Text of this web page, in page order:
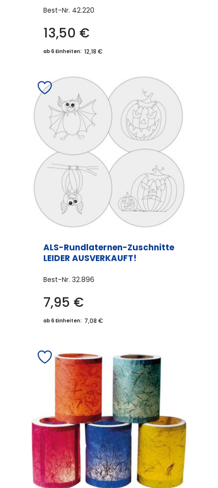
Best-Nr. 42.220
13,50 €
ab 6 Einheiten: 12,18 €
ALS-Rundlaternen-Zuschnitte
LEIDER AUSVERKAUFT!
Best-Nr. 32.896
7,95 €
ab 6 Einheiten: 7,08 €